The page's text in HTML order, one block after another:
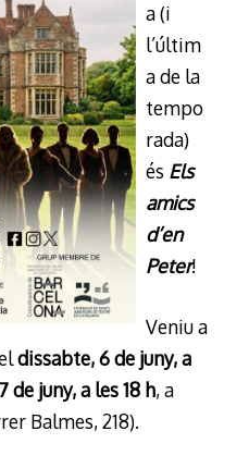
a (i
l’últim
a de la
tempo
rada)
és Els
amics
d’en
Peter!
Veniu a
dissabte, 6 de juny, a
de juny, a les 18 h, a
Balmes, 218).